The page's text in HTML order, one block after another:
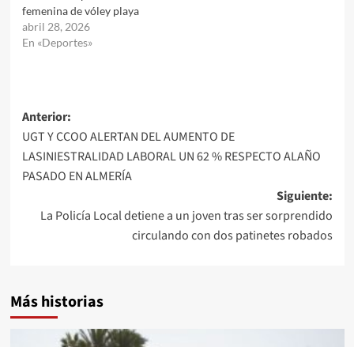
femenina de vóley playa
abril 28, 2026
En «Deportes»
Navegación
de
entradas
Anterior:
UGT Y CCOO ALERTAN DEL AUMENTO DE
LASINIESTRALIDAD LABORAL UN 62 % RESPECTO ALAÑO
PASADO EN ALMERÍA
Siguiente:
La Policía Local detiene a un joven tras ser sorprendido
circulando con dos patinetes robados
Más historias